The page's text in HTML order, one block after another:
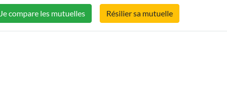
Je compare les mutuelles Résilier sa mutuelle